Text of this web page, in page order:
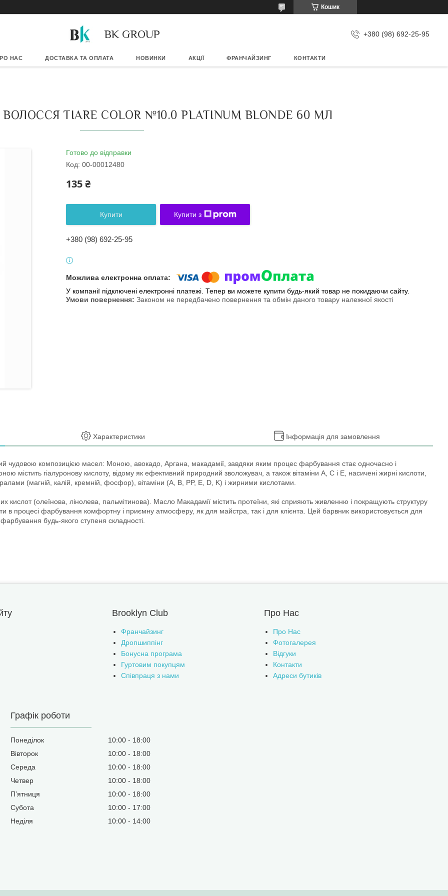
Кошик
BK GROUP +380 (98) 692-25-95
НАС ДОСТАВКА ТА ОПЛАТА НОВИНКИ АКЦІЇ ФРАНЧАЙЗИНГ КОНТАКТИ
TIARE COLOR №10.0 PLATINUM BLONDE 60 МЛ
Готово до відправки
Код: 00-00012480
135 ₴
Купити Купити з
+380 (98) 692-25-95
У компанії підключені електронні платежі. Тепер ви можете купити будь-який товар не покидаючи сайту.
Законом не передбачено повернення та обмін даного товару належної якості
Характеристики Інформація для замовлення
чудовою композицією масел: Моною, авокадо, Аргана, макадамії, завдяки яким процес фарбування стає одночасно і
гіалуронову кислоту, відому як ефективний природний зволожувач, а також вітаміни А, С і Е, насичені жирні кислоти,
(магній, калій, кремній, фосфор), вітаміни (A, B, PP, E, D, K) і жирними кислотами.
(олеїнова, лінолева, пальмітинова). Масло Макадамії містить протеїни, які сприяють живленню і покращують структуру
процесі фарбування комфортну і приємну атмосферу, як для майстра, так і для клієнта. Цей барвник використовується для
будь-якого ступеня складності.
Brooklyn Club
Франчайзинг
Дропшиппінг
Бонусна програма
Гуртовим покупцям
Співпраця з нами
Про Нас
Про Нас
Фотогалерея
Відгуки
Контакти
Адреси бутиків
Графік роботи
Понеділок 10:00
18:00
Вівторок
10:00
18:00
Середа
10:00
18:00
Четвер
10:00
18:00
Пʼятниця
10:00
18:00
Субота
10:00
17:00
Неділя
10:00 14:00